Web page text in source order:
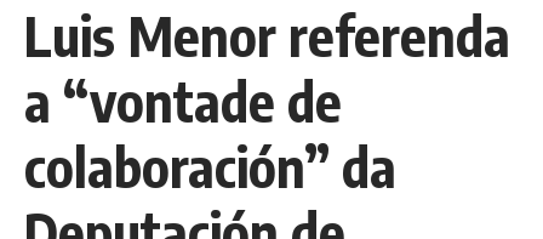
Luis Menor referenda
a “vontade de
colaboración” da